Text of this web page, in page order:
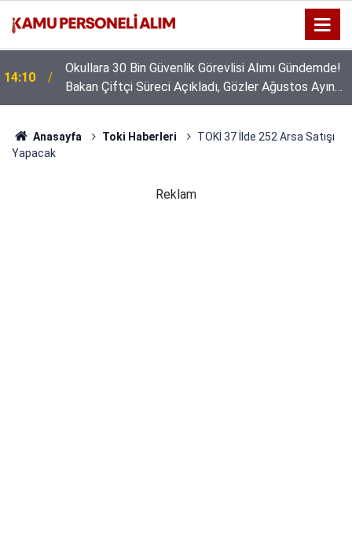
14:10
Okullara 30 Bin Güvenlik Görevlisi Alımı Gündemde!
Bakan Çiftçi Süreci Açıkladı, Gözler Ağustos Ayına
Çevrildi
Anasayfa Toki Haberleri
TOKİ 37 İlde 252 Arsa Satışı
Yapacak
Reklam